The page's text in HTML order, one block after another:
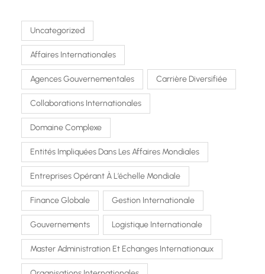
Uncategorized
Affaires Internationales
Agences Gouvernementales Carrière Diversifiée
Collaborations Internationales
Domaine Complexe
Entités Impliquées Dans Les Affaires Mondiales
Entreprises Opérant À L’échelle Mondiale
Finance Globale Gestion Internationale
Gouvernements Logistique Internationale
Master Administration Et Echanges Internationaux